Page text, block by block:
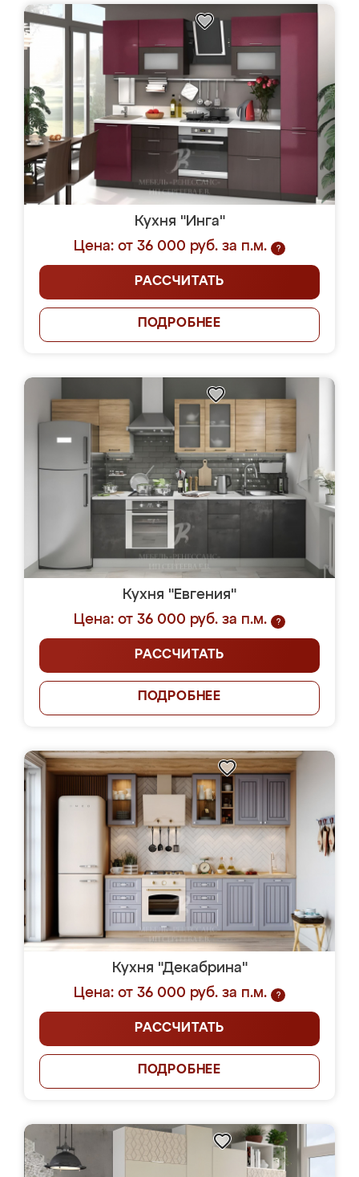
Кухня "Инга"
Цена: от 36 000 руб. за п.м.
?
РАССЧИТАТЬ
ПОДРОБНЕЕ
Кухня "Евгения"
Цена: от 36 000 руб. за п.м.
?
РАССЧИТАТЬ
ПОДРОБНЕЕ
Кухня "Декабрина"
Цена: от 36 000 руб. за п.м.
?
РАССЧИТАТЬ
ПОДРОБНЕЕ